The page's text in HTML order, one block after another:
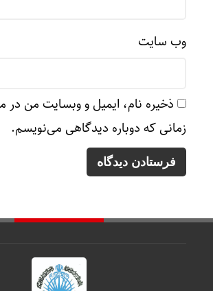
وب‌ سایت
ذخیره نام، ایمیل و وبسایت من در
زمانی که دوباره دیدگاهی می‌نویسم.